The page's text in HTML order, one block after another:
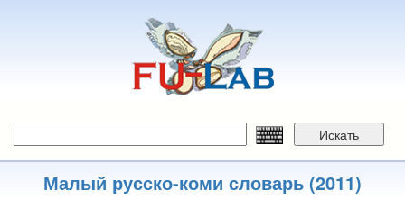
Искать
Малый русско-коми словарь (2011)